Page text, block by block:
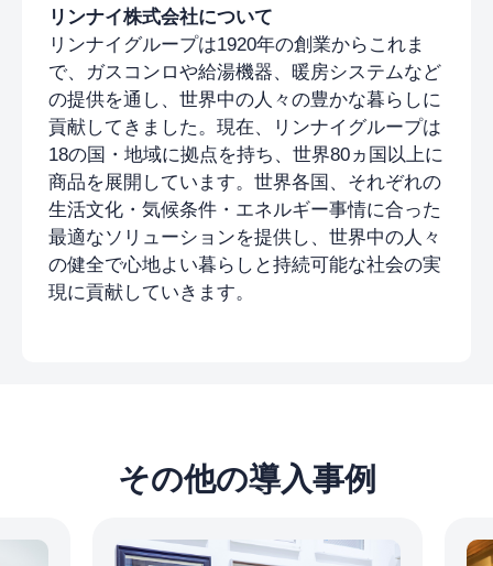
リンナイ株式会社について
リンナイグループは1920年の創業からこれま
で、ガスコンロや給湯機器、暖房システムなど
の提供を通し、世界中の人々の豊かな暮らしに
貢献してきました。現在、リンナイグループは
18の国・地域に拠点を持ち、世界80ヵ国以上に
商品を展開しています。世界各国、それぞれの
生活文化・気候条件・エネルギー事情に合った
最適なソリューションを提供し、世界中の人々
の健全で心地よい暮らしと持続可能な社会の実
現に貢献していきます。
その他の導入事例